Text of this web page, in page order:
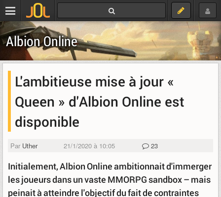
Albion Online
L'ambitieuse mise à jour «
Queen » d'Albion Online est
disponible
Par Uther 21/1/2020 à 10:05 23
Initialement, Albion Online ambitionnait d'immerger
les joueurs dans un vaste MMORPG sandbox – mais
peinait à atteindre l'objectif du fait de contraintes